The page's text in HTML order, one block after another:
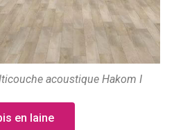
acoustique Hakom I
en laine